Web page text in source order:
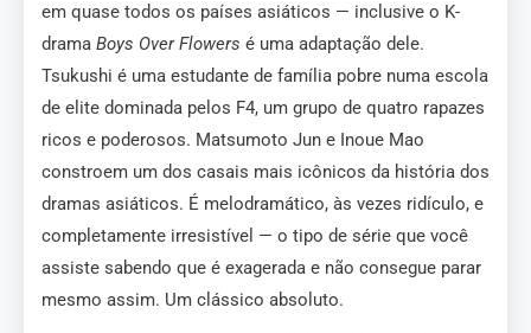
em quase todos os países asiáticos — inclusive o K-
drama Boys Over Flowers é uma adaptação dele.
Tsukushi é uma estudante de família pobre numa escola
de elite dominada pelos F4, um grupo de quatro rapazes
ricos e poderosos. Matsumoto Jun e Inoue Mao
constroem um dos casais mais icônicos da história dos
dramas asiáticos. É melodramático, às vezes ridículo, e
completamente irresistível — o tipo de série que você
assiste sabendo que é exagerada e não consegue parar
mesmo assim. Um clássico absoluto.